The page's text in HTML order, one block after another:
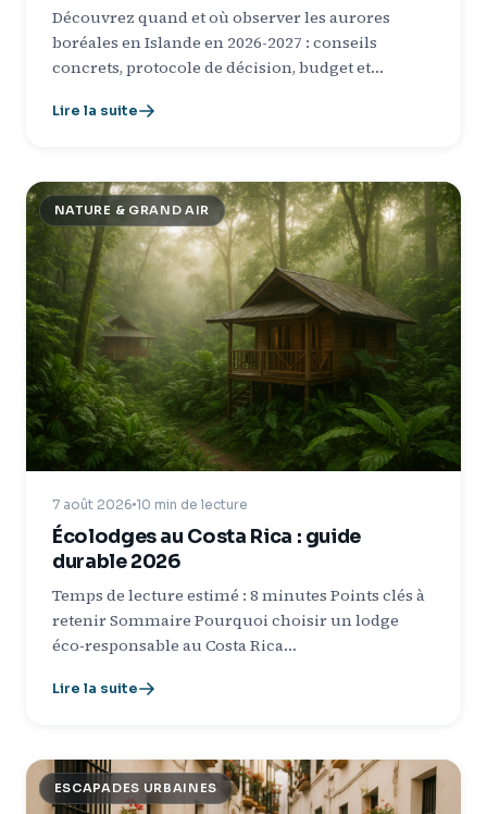
Découvrez quand et où observer les aurores
boréales en Islande en 2026-2027 : conseils
concrets, protocole de décision, budget et…
Lire la suite
NATURE & GRAND AIR
7 août 2026 10 min de lecture
Écolodges au Costa Rica : guide
durable 2026
Temps de lecture estimé : 8 minutes Points clés à
retenir Sommaire Pourquoi choisir un lodge
éco‑responsable au Costa Rica…
Lire la suite
ESCAPADES URBAINES